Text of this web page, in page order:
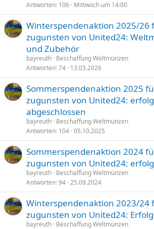
Antworten 106 Mittwoch um 14:00
Winterspendenaktion 2025/26
zugunsten von United24:
und Zubehör
bayreuth Beschaffung Weltmünzen
Antworten 74 13.03.2026
Sommerspendenaktion 2025
zugunsten von United24:
abgeschlossen
bayreuth Beschaffung Weltmünzen
Antworten 104 05.10.2025
Sommerspendenaktion 2024
zugunsten von United24:
bayreuth Beschaffung Weltmünzen
Antworten 94 25.09.2024
Winterspendenaktion 2023/24
zugunsten von United24:
bayreuth Beschaffung Weltmünzen